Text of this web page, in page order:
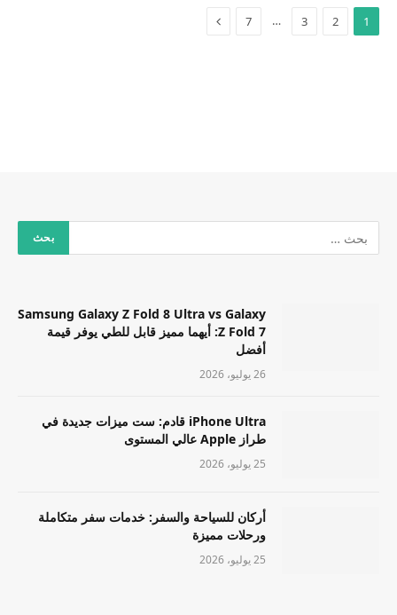
1
2
3
…
7
Samsung Galaxy Z Fold 8 Ultra vs Galaxy
Z Fold 7: أيهما مميز قابل للطي يوفر قيمة
أفضل
26 يوليو، 2026
iPhone Ultra قادم: ست ميزات جديدة في
طراز Apple عالي المستوى
25 يوليو، 2026
أركان للسياحة والسفر: خدمات سفر متكاملة
ورحلات مميزة
25 يوليو، 2026